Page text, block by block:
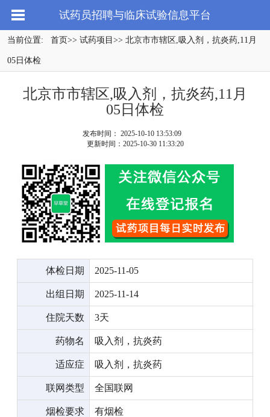
试药员招聘与临床试验信息平台
当前位置: 首页>> 试药项目 >> 北京市市辖区,吸入剂，抗炎药,11月
05日体检
北京市市辖区,吸入剂，抗炎药,11月
05日体检
发布时间： 2025-10-10 13:53:09
更新时间：2025-10-30 11:33:20
体检日期 2025-11-05
出组日期 2025-11-14
住院天数 3天
药物名 吸入剂，抗炎药
适应症 吸入剂，抗炎药
联网类型 全国联网
烟检要求 有烟检